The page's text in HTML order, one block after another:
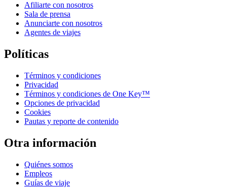
Afiliarte con nosotros
Sala de prensa
Anunciarte con nosotros
Agentes de viajes
Políticas
Términos y condiciones
Privacidad
Términos y condiciones de One Key™
Opciones de privacidad
Cookies
Pautas y reporte de contenido
Otra información
Quiénes somos
Empleos
Guías de viaje